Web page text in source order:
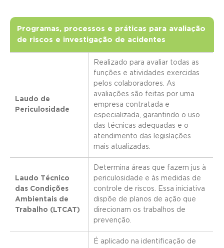
Programas, processos e práticas para avaliação
de riscos e investigação de acidentes
Laudo de
Periculosidade
Realizado para avaliar todas as
funções e atividades exercidas
pelos colaboradores. As
avaliações são feitas por uma
empresa contratada e
especializada, garantindo o uso
das técnicas adequadas e o
atendimento das legislações
mais atualizadas.
Laudo Técnico
das Condições
Ambientais de
Trabalho (LTCAT)
Determina áreas que fazem jus à
periculosidade e às medidas de
controle de riscos. Essa iniciativa
dispõe de planos de ação que
direcionam os trabalhos de
prevenção.
É aplicado na identificação de